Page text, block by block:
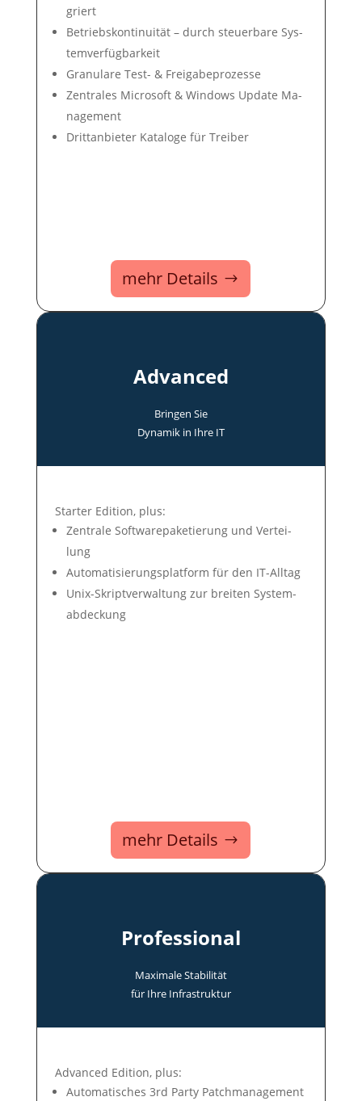
griert
Betriebs­konti­nui­tät – durch steuer­bare Sys­
tem­ver­füg­bar­keit
Gra­nu­lare Test- & Frei­ga­be­pro­zes­se
Zentrales Microsoft & Win­dows Up­date Ma­
nage­ment
Dritt­an­bie­ter Ka­ta­loge für Trei­ber
mehr Details
Advanced
Bringen Sie
Dyna­mik in Ihre IT
Star­ter Edit­ion, plus:
Zen­tra­le Soft­ware­pa­ke­tie­rung und Ver­tei­
lung
Auto­mati­sie­rungs­plat­form für den IT-All­tag
Unix-Skript­ver­wal­tung zur brei­ten Sys­tem­
ab­deck­ung
mehr Details
Professional
Maxi­male Stabi­lität
für Ihre In­fra­struk­tur
Advanced Edition, plus:
Auto­mati­sches 3rd Party Patch­ma­nage­ment